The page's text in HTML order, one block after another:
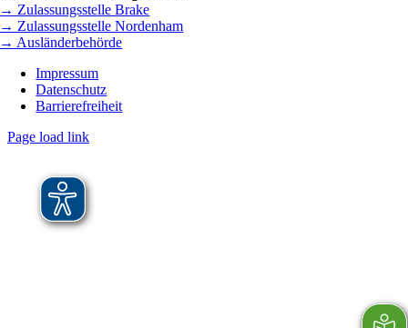
→ Zulassungsstelle Brake
→ Zulassungsstelle Nordenham
→ Ausländerbehörde
Impressum
Datenschutz
Barrierefreiheit
Page load link